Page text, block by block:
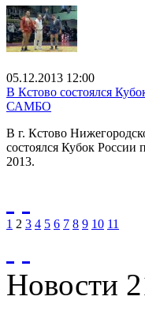
05.12.2013 12:00
В Кстово состоялся
САМБО
В г. Кстово
состоялся Кубок
2013.
1 2 3 4 5 6 7 8 9 10 11
Новости